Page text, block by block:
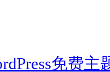
免费主